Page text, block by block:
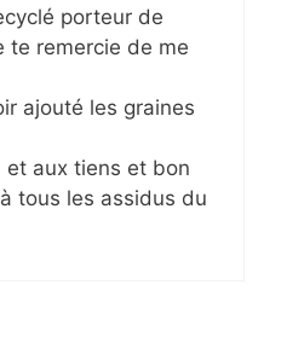
porteur de
te remercie de me
ajouté les graines
et aux tiens et bon
tous les assidus du